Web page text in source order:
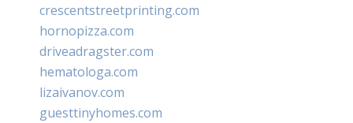
crescentstreetprinting.com
hornopizza.com
driveadragster.com
hematologa.com
lizaivanov.com
guesttinyhomes.com